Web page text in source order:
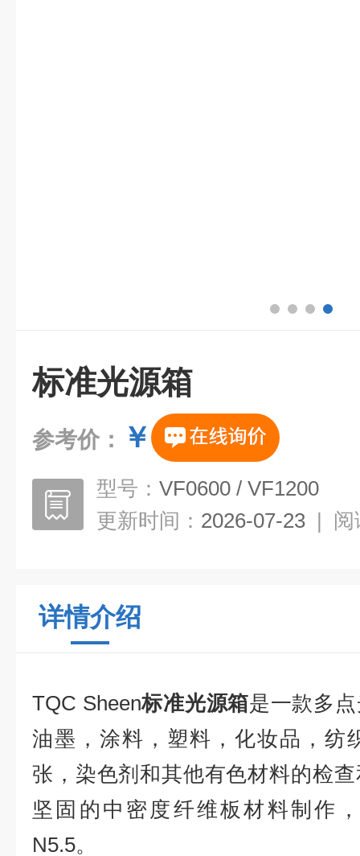
标准光源箱
参考价： ￥
型号： VF0600 / VF1200
更新时间： 2026-07-23 | 阅
详情介绍
TQC Sheen标准光源箱是一款多
油墨，涂料，塑料，化妆品，纺
张，染色剂和其他有色材料的检
坚固的中密度纤维板材料制作
N5.5。